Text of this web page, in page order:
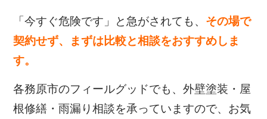
「今すぐ危険です」と急がされても、 その場で
契約せず、まずは比較と相談をおすすめしま
す。
各務原市のフィールグッドでも、外壁塗装・屋
根修繕・雨漏り相談を承っていますので、お気